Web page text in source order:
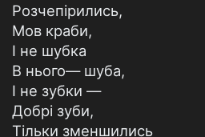
Розчепірились,
Мов краби,
І не шубка
В нього— шуба,
І не зубки —
Добрі зуби,
Тільки зменшились